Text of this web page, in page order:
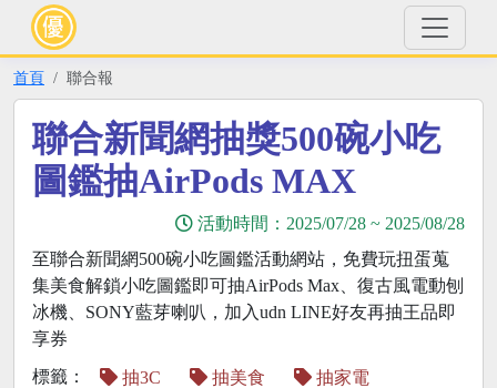
首頁 聯合報
聯合新聞網抽獎500碗小吃
圖鑑抽AirPods MAX
活動時間： 2025/07/28 ~ 2025/08/28
至聯合新聞網500碗小吃圖鑑活動網站，免費玩扭蛋蒐
集美食解鎖小吃圖鑑即可抽AirPods Max、復古風電動刨
冰機、SONY藍芽喇叭，加入udn LINE好友再抽王品即
享券
標籤：
抽3C 抽美食 抽家電